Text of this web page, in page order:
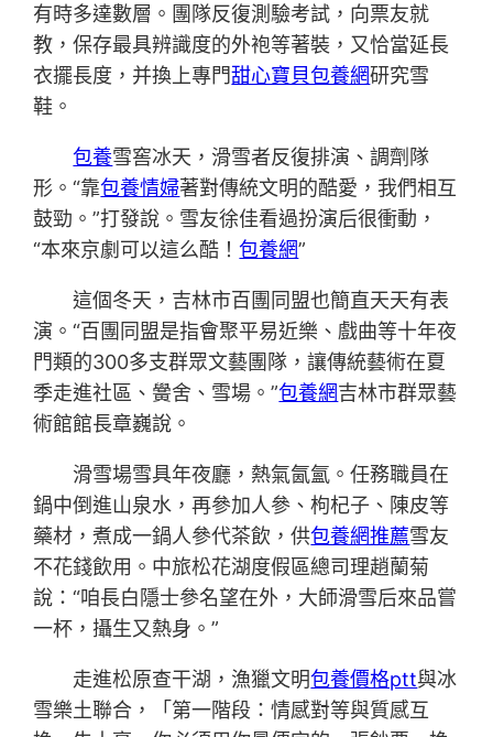
有時多達數層。團隊反復測驗考試，向票友就
教，保存最具辨識度的外袍等著裝，又恰當延長
衣擺長度，并換上專門甜心寶貝包養網研究雪
鞋。
包養雪窖冰天，滑雪者反復排演、調劑隊
形。“靠包養情婦著對傳統文明的酷愛，我們相互
鼓勁。”打發說。雪友徐佳看過扮演后很衝動，
“本來京劇可以這么酷！包養網”
這個冬天，吉林市百團同盟也簡直天天有表
演。“百團同盟是指會聚平易近樂、戲曲等十年夜
門類的300多支群眾文藝團隊，讓傳統藝術在夏
季走進社區、黌舍、雪場。”包養網吉林市群眾藝
術館館長章巍說。
滑雪場雪具年夜廳，熱氣氤氳。任務職員在
鍋中倒進山泉水，再參加人參、枸杞子、陳皮等
藥材，煮成一鍋人參代茶飲，供包養網推薦雪友
不花錢飲用。中旅松花湖度假區總司理趙蘭菊
說：“咱長白隱士參名望在外，大師滑雪后來品嘗
一杯，攝生又熱身。”
走進松原查干湖，漁獵文明包養價格ptt與冰
雪樂土聯合，「第一階段：情感對等與質感互